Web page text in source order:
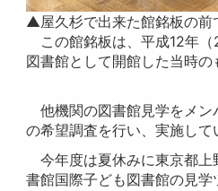
▲屋久杉で出来た館銘板の前
この館銘板は、平成12年
図書館として開館した当時の
他機関の図書館見学をメン
の希望調査を行い、実施して
今年度は夏休みに東京都上
書館国際子ども図書館の見学